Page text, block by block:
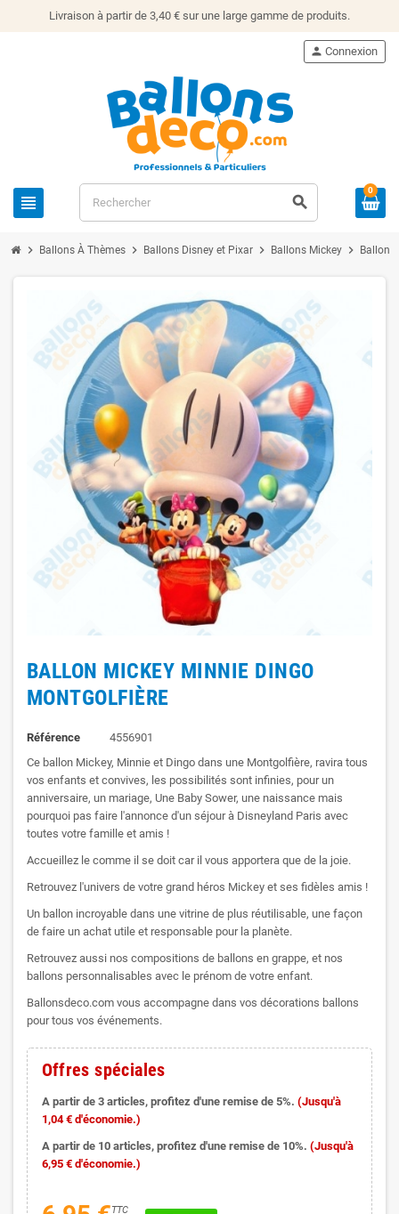
Livraison à partir de 3,40 € sur une large gamme de produits.
view_headline search
person Connexion
0
chevron_right Ballons À Thèmes chevron_right Ballons Disney et Pixar chevron_right Ballons Mickey chevron_right Ballon
BALLON MICKEY MINNIE DINGO
MONTGOLFIÈRE
Référence
4556901
Ce ballon Mickey, Minnie et Dingo dans une Montgolfière, ravira tous
vos enfants et convives, les possibilités sont infinies, pour un
anniversaire, un mariage, Une Baby Sower, une naissance mais
pourquoi pas faire l'annonce d'un séjour à Disneyland Paris avec
toutes votre famille et amis !
Accueillez le comme il se doit car il vous apportera que de la joie.
Retrouvez l'univers de votre grand héros Mickey et ses fidèles amis !
Un ballon incroyable dans une vitrine de plus réutilisable, une façon
de faire un achat utile et responsable pour la planète.
Retrouvez aussi nos compositions de ballons en grappe, et nos
ballons personnalisables avec le prénom de votre enfant.
Ballonsdeco.com vous accompagne dans vos décorations ballons
pour tous vos événements.
Offres spéciales
A partir de 3 articles, profitez d'une remise de 5%. (Jusqu'à
1,04 € d'économie.)
A partir de 10 articles, profitez d'une remise de 10%. (Jusqu'à
6,95 € d'économie.)
TTC